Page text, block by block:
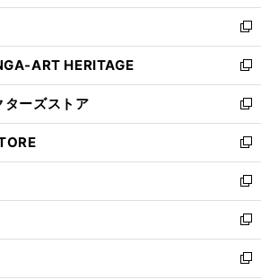
ウ
で
開
く
ン
ド
ウ
で
開
く
新
し
い
ウ
ィ
ン
ド
ウ
で
開
く
ART HERITAGE
新
し
い
ウ
ィ
ン
ド
ウ
で
開
く
ターズストア
新
し
い
ウ
ィ
ン
ド
ウ
で
新
し
い
ウ
ィ
ン
ド
新
し
い
ウ
ィ
新
し
い
新